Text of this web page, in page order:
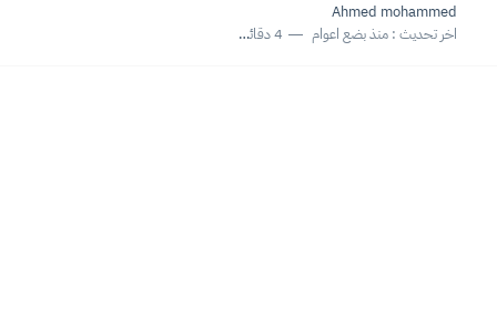
Ahmed mohammed
اخر تحديث :منذ بضع اعوام 4 دقائق للقراءة